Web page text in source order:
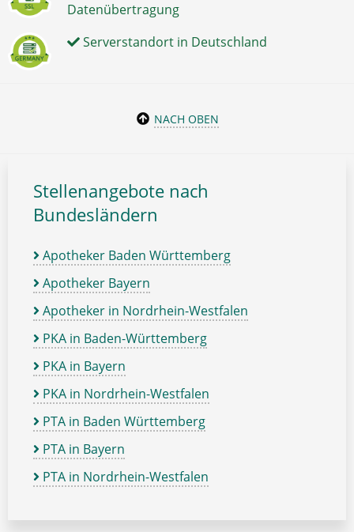
Datenübertragung
Serverstandort in Deutschland
NACH OBEN
Stellenangebote nach
Bundesländern
Apotheker Baden Württemberg
Apotheker Bayern
Apotheker in Nordrhein-Westfalen
PKA in Baden-Württemberg
PKA in Bayern
PKA in Nordrhein-Westfalen
PTA in Baden Württemberg
PTA in Bayern
PTA in Nordrhein-Westfalen